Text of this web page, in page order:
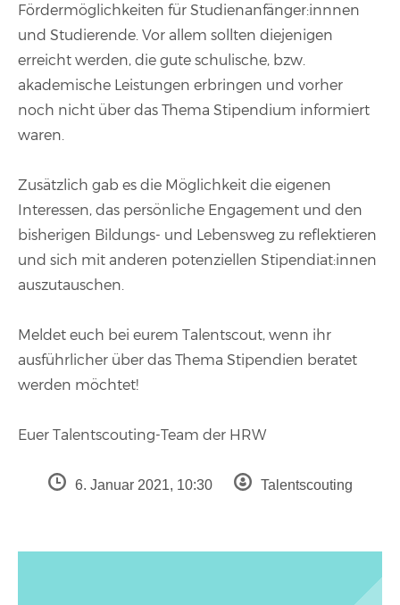
Fördermöglichkeiten für Studienanfänger:innnen
und Studierende. Vor allem sollten diejenigen
erreicht werden, die gute schulische, bzw.
akademische Leistungen erbringen und vorher
noch nicht über das Thema Stipendium informiert
waren.
Zusätzlich gab es die Möglichkeit die eigenen
Interessen, das persönliche Engagement und den
bisherigen Bildungs- und Lebensweg zu reflektieren
und sich mit anderen potenziellen Stipendiat:innen
auszutauschen.
Meldet euch bei eurem Talentscout, wenn ihr
ausführlicher über das Thema Stipendien beratet
werden möchtet!
Euer Talentscouting-Team der HRW
6. Januar 2021, 10:30 Talentscouting